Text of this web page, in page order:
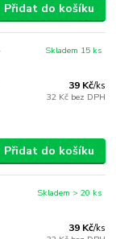
Přidat do košíku
39 Kč/ks
32 Kč bez DPH
Skladem 15 ks
Přidat do košíku
39 Kč/ks
Skladem > 20 ks